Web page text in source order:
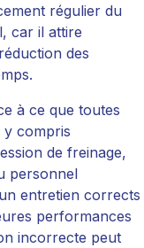
régulier du
car il attire
des
à ce que toutes
y compris
de freinage,
personnel
entretien corrects
performances
incorrecte peut